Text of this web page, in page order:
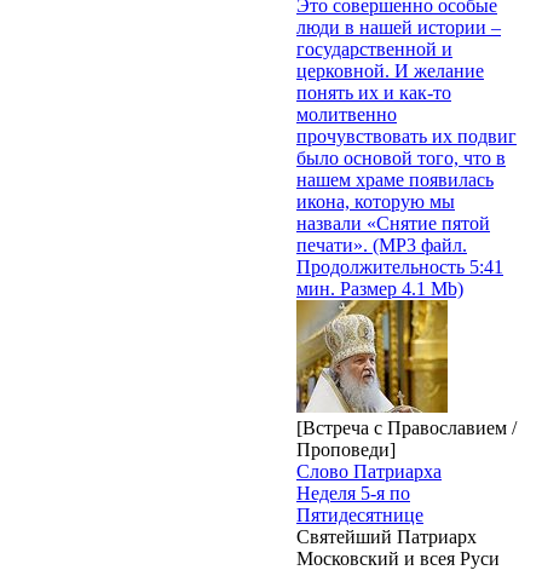
Это совершенно особые
люди в нашей истории –
государственной и
церковной. И желание
понять их и как-то
молитвенно
прочувствовать их подвиг
было основой того, что в
нашем храме появилась
икона, которую мы
назвали «Снятие пятой
печати». (MP3 файл.
Продолжительность 5:41
мин. Размер 4.1 Mb)
[Встреча с Православием /
Проповеди]
Слово Патриарха
Неделя 5-я по
Пятидесятнице
Святейший Патриарх
Московский и всея Руси